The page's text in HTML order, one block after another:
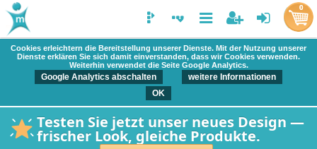
Cookies erleichtern die Bereitstellung unserer Dienste. Mit der Nutzung unserer
Dienste erklären Sie sich damit einverstanden, dass wir Cookies verwenden.
Weiterhin verwendet die Seite Google Analytics.
Google Analytics abschalten
weitere Informationen
OK
Testen Sie jetzt unser neues Design —
frischer Look, gleiche Produkte.
0